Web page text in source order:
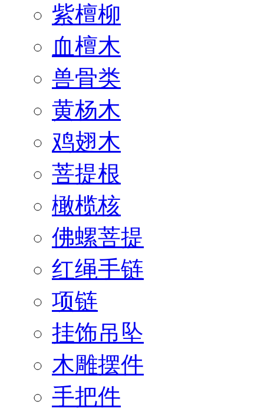
紫檀柳
血檀木
兽骨类
黄杨木
鸡翅木
菩提根
橄榄核
佛螺菩提
红绳手链
项链
挂饰吊坠
木雕摆件
手把件